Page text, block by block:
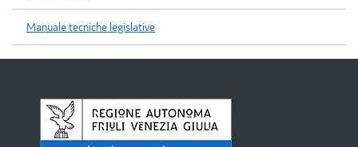
Manuale tecniche legislative